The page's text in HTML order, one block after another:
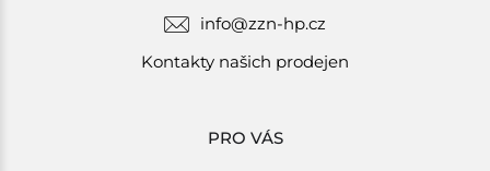
info@zzn-hp.cz
Kontakty našich prodejen
PRO VÁS